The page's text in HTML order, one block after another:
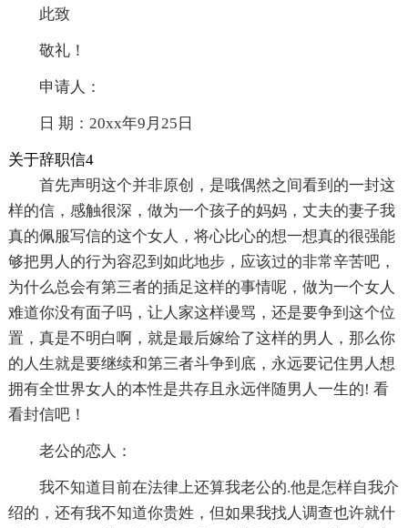
此致
敬礼！
申请人：
日 期：20xx年9月25日
关于辞职信4
首先声明这个并非原创，是哦偶然之间看到的一封这
样的信，感触很深，做为一个孩子的妈妈，丈夫的妻子我
真的佩服写信的这个女人，将心比心的想一想真的很强能
够把男人的行为容忍到如此地步，应该过的非常辛苦吧，
为什么总会有第三者的插足这样的事情呢，做为一个女人
难道你没有面子吗，让人家这样谩骂，还是要争到这个位
置，真是不明白啊，就是最后嫁给了这样的男人，那么你
的人生就是要继续和第三者斗争到底，永远要记住男人想
拥有全世界女人的本性是共存且永远伴随男人一生的! 看
看封信吧！
老公的恋人：
我不知道目前在法律上还算我老公的.他是怎样自我介
绍的，还有我不知道你贵姓，但如果我找人调查也许就什